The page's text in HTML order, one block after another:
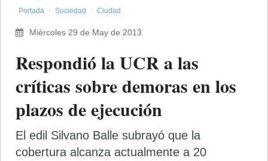
Portada Sociedad Ciudad
Miércoles 29 de May de 2013
Respondió la UCR a las
críticas sobre demoras en los
plazos de ejecución
El edil Silvano Balle subrayó que la
cobertura alcanza actualmente a 20